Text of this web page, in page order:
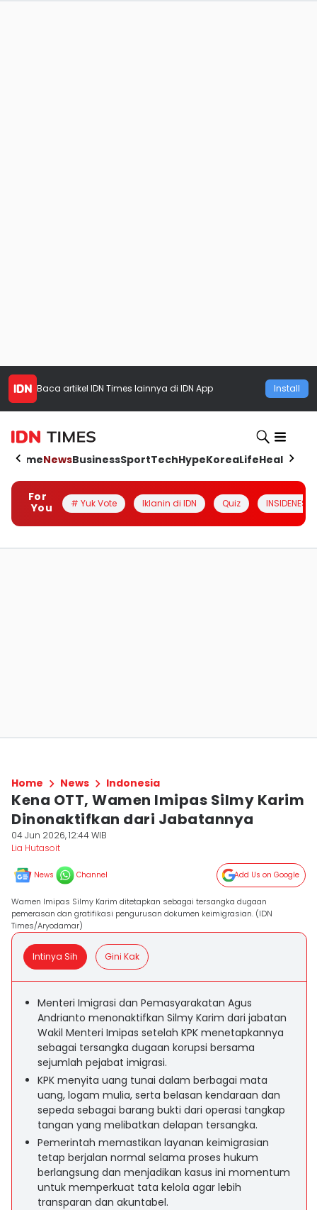
Baca artikel IDN Times lainnya di IDN App Install
HomeNewsBusinessSportTechHypeKoreaLifeHealth
For
You
# Yuk Vote Iklanin di IDN Quiz INSIDENESIA
Home News Indonesia
Kena OTT, Wamen Imipas Silmy Karim
Dinonaktifkan dari Jabatannya
04 Jun 2026, 12:44 WIB
Lia Hutasoit
News Channel Add Us on Google
Wamen Imipas Silmy Karim ditetapkan sebagai tersangka dugaan
pemerasan dan gratifikasi pengurusan dokumen keimigrasian. (IDN
Times/Aryodamar)
Intinya Sih Gini Kak
Menteri Imigrasi dan Pemasyarakatan Agus
Andrianto menonaktifkan Silmy Karim dari jabatan
Wakil Menteri Imipas setelah KPK menetapkannya
sebagai tersangka dugaan korupsi bersama
sejumlah pejabat imigrasi.
KPK menyita uang tunai dalam berbagai mata
uang, logam mulia, serta belasan kendaraan dan
sepeda sebagai barang bukti dari operasi tangkap
tangan yang melibatkan delapan tersangka.
Pemerintah memastikan layanan keimigrasian
tetap berjalan normal selama proses hukum
berlangsung dan menjadikan kasus ini momentum
untuk memperkuat tata kelola agar lebih
transparan dan akuntabel.